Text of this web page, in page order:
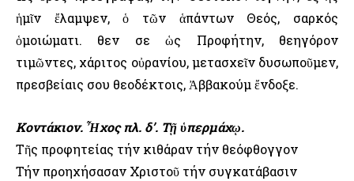
ἡμῖν ἔλαμψεν, ὁ τῶν ἁπάντων Θεός, σαρκός
ὁμοιώματι. Ὅθεν σε ὡς Προφήτην, θεηγόρον
τιμῶντες, χάριτος οὐρανίου, μετασχεῖν δυσωποῦμεν,
πρεσβείαις σου θεοδέκτοις, Ἀββακούμ ἔνδοξε.
Κοντάκιον. Ἦχος πλ. δ’. Τῇ ὑπερμάχῳ.
Τῆς προφητείας τήν κιθάραν τήν θεόφθογγον
Τήν προηχήσασαν Χριστοῦ τήν συγκατάβασιν